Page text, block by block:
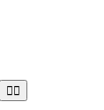
Toggle
Navigation